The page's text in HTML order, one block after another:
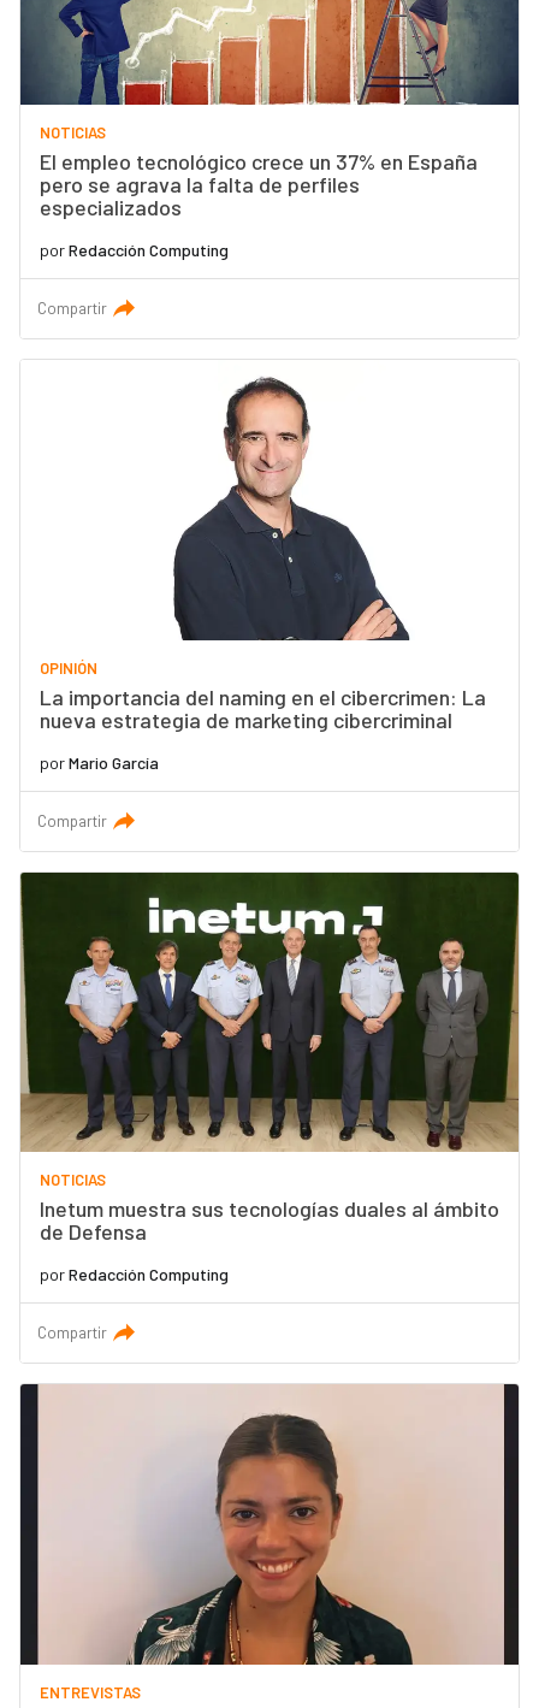
NOTICIAS
El empleo tecnológico crece un 37% en España
pero se agrava la falta de perfiles
especializados
porRedacción Computing
Compartir
OPINIÓN
La importancia del naming en el cibercrimen: La
nueva estrategia de marketing cibercriminal
porMario García
Compartir
NOTICIAS
Inetum muestra sus tecnologías duales al ámbito
de Defensa
porRedacción Computing
Compartir
ENTREVISTAS